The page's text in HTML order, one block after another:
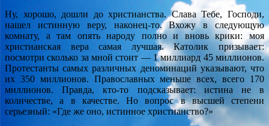
Ну, хорошо, дошли до христианства. Слава Тебе, Господи,
нашел истинную веру, наконец-то. Вхожу в следующую
комнату, а там опять народу полно и вновь крики: моя
христианская вера самая лучшая. Католик призывает:
посмотри сколько за мной стоит — 1 миллиард 45 миллионов.
Протестанты самых различных деноминаций указывают, что
их 350 миллионов. Православных меньше всех, всего 170
миллионов. Правда, кто-то подсказывает: истина не в
количестве, а в качестве. Но вопрос в высшей степени
серьезный: «Где же оно, истинное христианство?»